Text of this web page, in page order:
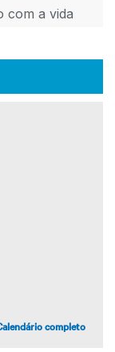
com a vida
completo